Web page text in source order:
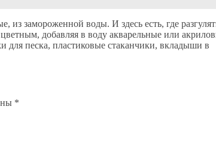
замороженной воды. И здесь есть, где
добавляя в воду акварельные или
для песка, пластиковые стаканчики, вкладыши в
*